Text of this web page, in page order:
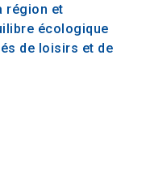
région et
écologique
de loisirs et de